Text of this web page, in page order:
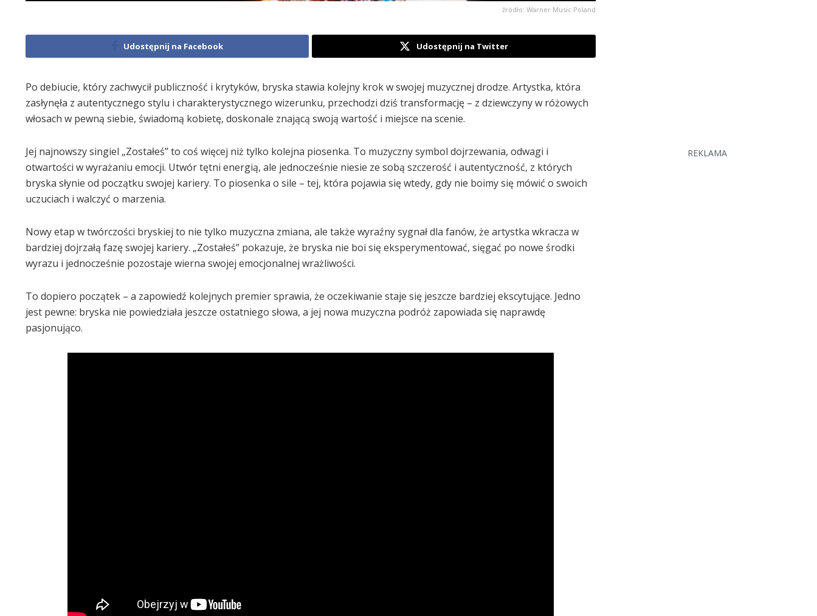
źródło: Warner Music Poland
Udostępnij na Facebook Udostępnij na Twitter
Po debiucie, który zachwycił publiczność i krytyków, bryska stawia kolejny krok w swojej muzycznej drodze. Artystka, która
zasłynęła z autentycznego stylu i charakterystycznego wizerunku, przechodzi dziś transformację – z dziewczyny w różowych
włosach w pewną siebie, świadomą kobietę, doskonale znającą swoją wartość i miejsce na scenie.
Jej najnowszy singiel „Zostałeś” to coś więcej niż tylko kolejna piosenka. To muzyczny symbol dojrzewania, odwagi i
otwartości w wyrażaniu emocji. Utwór tętni energią, ale jednocześnie niesie ze sobą szczerość i autentyczność, z których
bryska słynie od początku swojej kariery. To piosenka o sile – tej, która pojawia się wtedy, gdy nie boimy się mówić o swoich
uczuciach i walczyć o marzenia.
Nowy etap w twórczości bryskiej to nie tylko muzyczna zmiana, ale także wyraźny sygnał dla fanów, że artystka wkracza w
bardziej dojrzałą fazę swojej kariery. „Zostałeś” pokazuje, że bryska nie boi się eksperymentować, sięgać po nowe środki
wyrazu i jednocześnie pozostaje wierna swojej emocjonalnej wrażliwości.
To dopiero początek – a zapowiedź kolejnych premier sprawia, że oczekiwanie staje się jeszcze bardziej ekscytujące. Jedno
jest pewne: bryska nie powiedziała jeszcze ostatniego słowa, a jej nowa muzyczna podróż zapowiada się naprawdę
pasjonująco.
REKLAMA